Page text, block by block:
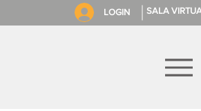
LOGIN SALA